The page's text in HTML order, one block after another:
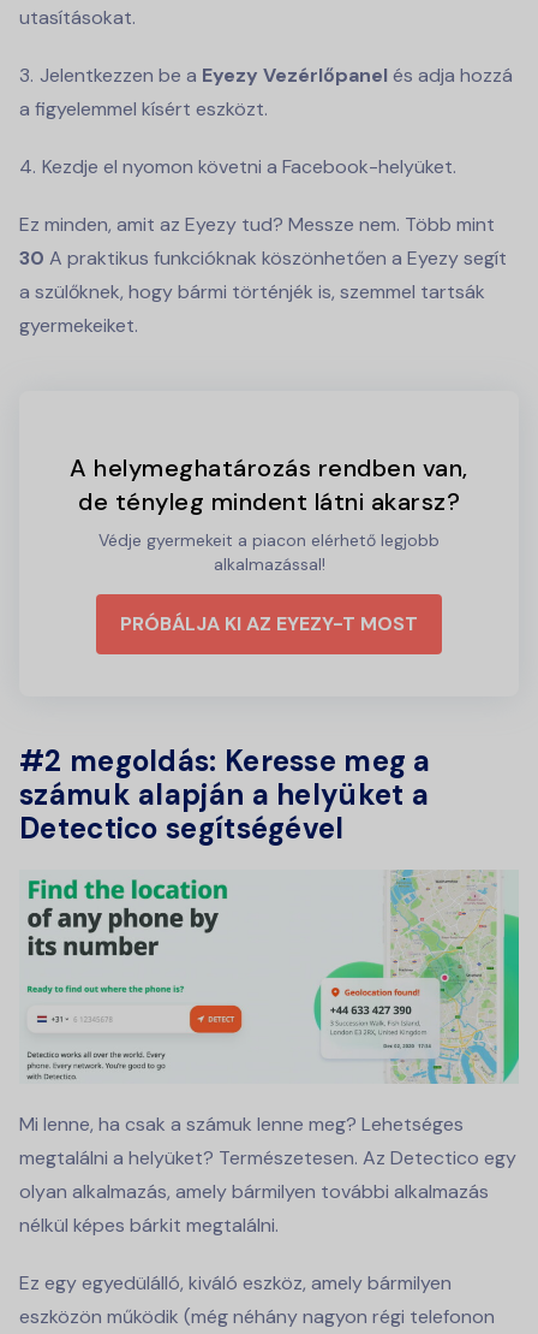
utasításokat.
Jelentkezzen be a Eyezy Vezérlőpanel és adja hozzá
a figyelemmel kísért eszközt.
Kezdje el nyomon követni a Facebook-helyüket.
Ez minden, amit az Eyezy tud? Messze nem. Több mint
30 A praktikus funkcióknak köszönhetően a Eyezy segít
a szülőknek, hogy bármi történjék is, szemmel tartsák
gyermekeiket.
A helymeghatározás rendben van,
de tényleg mindent látni akarsz?
Védje gyermekeit a piacon elérhető legjobb
alkalmazással!
PRÓBÁLJA KI AZ EYEZY-T MOST
#2 megoldás: Keresse meg a
számuk alapján a helyüket a
Detectico segítségével
Mi lenne, ha csak a számuk lenne meg? Lehetséges
megtalálni a helyüket? Természetesen. Az Detectico egy
olyan alkalmazás, amely bármilyen további alkalmazás
nélkül képes bárkit megtalálni.
Ez egy egyedülálló, kiváló eszköz, amely bármilyen
eszközön működik (még néhány nagyon régi telefonon